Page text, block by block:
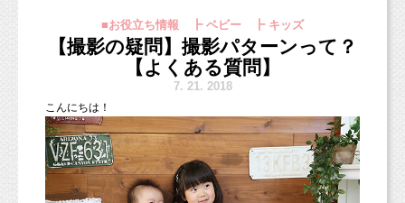
info@studio-milk.jp
LINE@：@studiomilk（１：１トークできます。）
お兄ちゃんとのツーショットやパパとのツーショットなど、
ペイントが見えづらいお写真もありますが、
しっかり見えているものも撮影していますのでご安心ください
ね。
双子ちゃんだったので、2人で一緒に撮影も！
次回は妹ちゃんの7歳の七五三かな！楽しみだね♪
七五三撮影は10月まで早割やってます。
8月末までは5,000円オフ！なので、夏休みを利用してぜひ
遊びにいらしてくださいね（＾＾）
（西荻窪徒歩３分の駅近・ペットOKスタジオ、駐車場完備。
中央線、総武線、東西線沿線の荻窪、吉祥寺や三鷹、武蔵野市、
西東京市、立川市、小平市、羽村市、
谷区、品川区、練馬区、千代田区、中野区など２３区。
他、千葉県、埼玉県、神奈川県、宮城県、茨城県、愛知、広島
県、新潟県など他県からも多数お越しいただいております！）
■各種撮影プラン■
■お役立ち情報 ┣ ベビー ┣ キッズ
【撮影の疑問】撮影パターンって？
【よくある質問】
7. 21. 2018
こんにちは！